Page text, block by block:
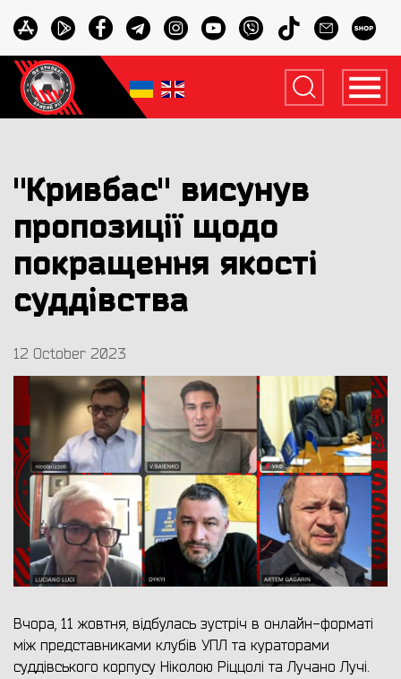
"Кривбас" висунув
пропозиції щодо
покращення якості
суддівства
12 October 2023
Вчора, 11 жовтня, відбулась зустріч в онлайн-форматі
між представниками клубів УПЛ та кураторами
суддівського корпусу Ніколою Ріццолі та Лучано Лучі.